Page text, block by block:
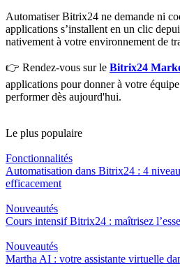
Automatiser Bitrix24 ne demande ni
applications s’installent en un clic
nativement à votre environnement de
👉 Rendez-vous sur le Bitrix24
applications pour donner à votre
performer dès aujourd'hui.
Le plus populaire
Fonctionnalités
Automatisation dans Bitrix24 : 4
efficacement
Nouveautés
Cours intensif Bitrix24 : maîtrisez
Nouveautés
Martha AI : votre assistante virtuelle